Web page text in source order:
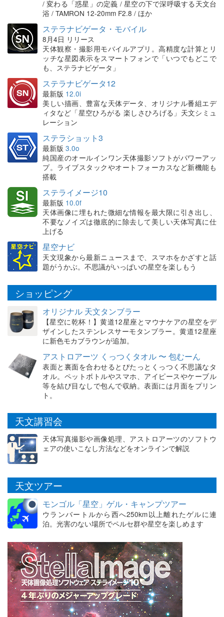
/ 変わる「惑星」の定義 / 星空の下で深呼吸する天文台
浴 / TAMRON 12-20mm F2.8 / ほか
ステラナビゲータ・モバイル
8月4日 リリース
天体観察・撮影用モバイルアプリ。高精度な計算とリ
ッチな星図表示をスマートフォンで「いつでもどこで
も、ステラナビゲータ」
ステラナビゲータ12
最新版 12.0i
美しい描画、豊富な天体データ、オリジナル番組エデ
ィタなど「星空ひろがる 楽しさひろげる」天文シミュ
レーション
ステラショット3
最新版 3.0o
純国産のオールインワン天体撮影ソフトがパワーアッ
プ。ライブスタックやオートフォーカスなど新機能も
搭載
ステライメージ10
最新版 10.0f
天体画像に埋もれた微細な情報を最大限に引き出し、
不要なノイズは徹底的に除去して美しい天体写真に仕
上げる
星空ナビ
天文現象から最新ニュースまで、スマホをかざすと話
題がうかぶ。不思議がいっぱいの星空を楽しもう
ショッピング
オリジナル 天文タンブラー
【星空に乾杯！】黄道12星座とマウナケアの星空をデ
ザインしたステンレスサーモタンブラー。黄道12星座
に新色モカブラウンが追加。
アストロアーツ くっつくタオル 〜 包むーん
表面と裏面を合わせるとぴたっとくっつく不思議なタ
オル。ペットボトルやスマホ、アイピースやケーブル
等を結び目なしで包んで収納。表面には月面をプリン
ト。
天文講習会
天体写真撮影や画像処理、アストロアーツのソフトウ
ェアの使いこなし方法などをオンラインで解説
天文ツアー
モンゴル「星空」ゲル・キャンプツアー
ウランバートルから西へ250km以上離れたゲルに連
泊。光害のない場所でペルセ群や星空を楽しめます